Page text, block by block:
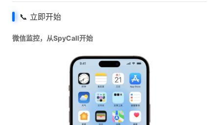
📞 立即开始
微信监控，从SpyCall开始